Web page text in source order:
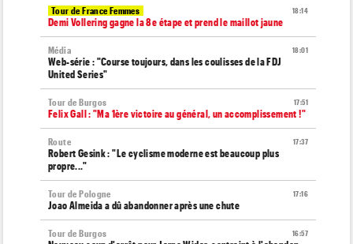
18:14
Tour de France Femmes
Demi Vollering gagne la 8e étape et prend le maillot jaune
18:01
Média
Web-série : "Course toujours, dans les coulisses de la FDJ
United Series"
17:51
Tour de Burgos
Felix Gall : "Ma 1ère victoire au général, un accomplissement !"
17:37
Route
Robert Gesink : "Le cyclisme moderne est beaucoup plus
propre..."
17:16
Tour de Pologne
Joao Almeida a dû abandonner après une chute
16:57
Tour de Burgos